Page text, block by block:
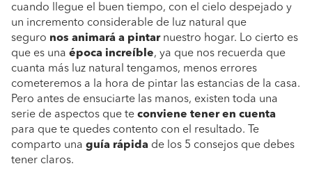
cuando llegue el buen tiempo, con el cielo despejado y
un incremento considerable de luz natural que
seguro nos animará a pintarnuestro hogar. Lo cierto es
que es una época increíble, ya que nos recuerda que
cuanta más luz natural tengamos, menos errores
cometeremos a la hora de pintar las estancias de la casa.
Pero antes de ensuciarte las manos, existen toda una
serie de aspectos que te conviene tener en cuenta
para que te quedes contento con el resultado. Te
comparto una guía rápida de los 5 consejos que debes
tener claros.